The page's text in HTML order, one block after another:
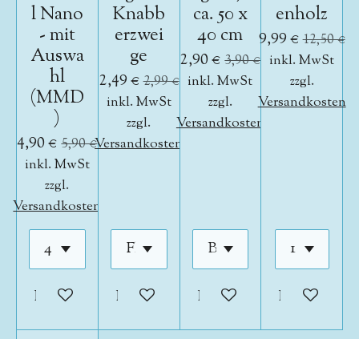
l Nano
- mit
Auswa
hl
(MMD
)
4,90 € 5,90 €
inkl. MwSt
zzgl.
Versandkosten
In den Warenkorb
Knabb
erzwei
ge
2,49 €2,99 €
inkl. MwSt
zzgl.
Versandkosten
In den Warenkorb
ca. 50 x
40 cm
2,90 € 3,90 €
inkl. MwSt
zzgl.
Versandkosten
In den Warenkorb
enholz
9,99 €12,50 €
inkl. MwSt
zzgl.
Versandkosten
In den